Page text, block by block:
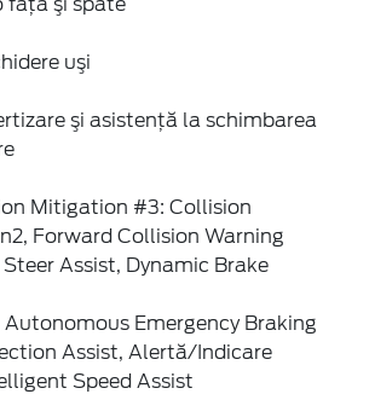
uşi
şi asistenţă la schimbarea
Mitigation #3: Collision
Forward Collision Warning
Steer Assist, Dynamic Brake
Autonomous Emergency Braking
Assist, Alertă/Indicare
Speed Assist